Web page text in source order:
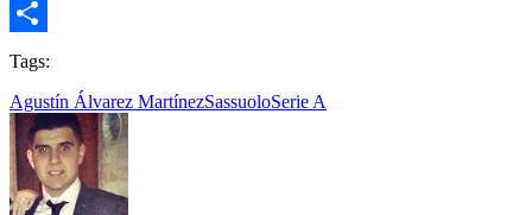
Email
Compartir
Tags:
Agustín Álvarez MartínezSassuoloSerie A